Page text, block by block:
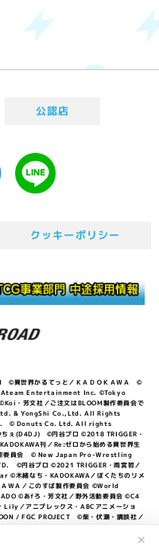
✕
公認店
クッキーポリシー
世界かるてっと／ＫＡＤＯＫＡＷＡ ©
Entertainment Inc. ©Tokyo
芳文社／ご注文はBLOOM製作委員会で
& YongShi Co.,Ltd. All Rights
© Donuts Co. Ltd. All rights
©円谷プロ ©2018 TRIGGER・
刊／Re:ゼロから始める異世界生
委員会 © New Japan Pro-Wrestling
円谷プロ ©2021 TRIGGER・雨宮哲／
©木緒なち・KADOKAWA／ぼくたちのリメ
ＷＡ／このすば製作委員会 ©World
©あfろ・芳文社／野外活動委員会 ©C4
／アニプレックス・ABCアニメーショ
/ FGC PROJECT ©柴・伏瀬・講談社／